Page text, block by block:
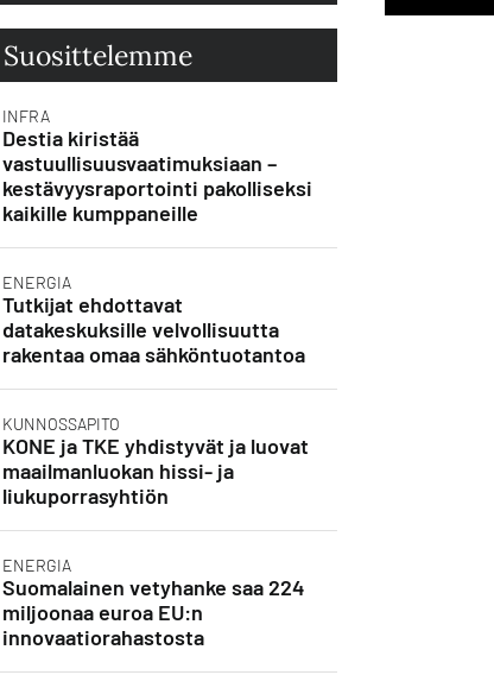
Suosittelemme
INFRA
Destia kiristää
vastuullisuusvaatimuksiaan –
kestävyysraportointi pakolliseksi
kaikille kumppaneille
ENERGIA
Tutkijat ehdottavat
datakeskuksille velvollisuutta
rakentaa omaa sähköntuotantoa
KUNNOSSAPITO
KONE ja TKE yhdistyvät ja luovat
maailmanluokan hissi- ja
liukuporrasyhtiön
ENERGIA
Suomalainen vetyhanke saa 224
miljoonaa euroa EU:n
innovaatiorahastosta